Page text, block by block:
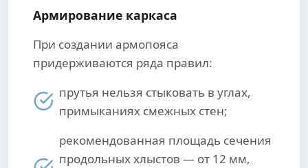
Армирование каркаса
При создании армопояса
придерживаются ряда правил:
прутья нельзя стыковать в углах,
примыканиях смежных стен;
рекомендованная площадь сечения
продольных хлыстов — от 12 мм,